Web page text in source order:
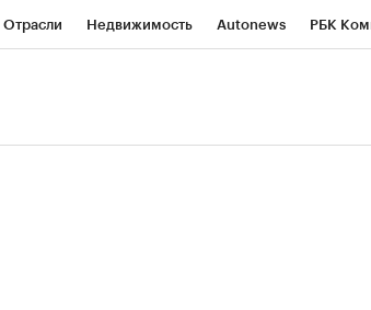
Отрасли Недвижимость Autonews РБК